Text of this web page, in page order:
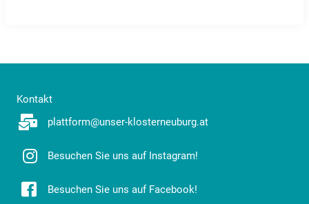
Kontakt
plattform@unser-klosterneuburg.at
Besuchen Sie uns auf Instagram!
Besuchen Sie uns auf Facebook!